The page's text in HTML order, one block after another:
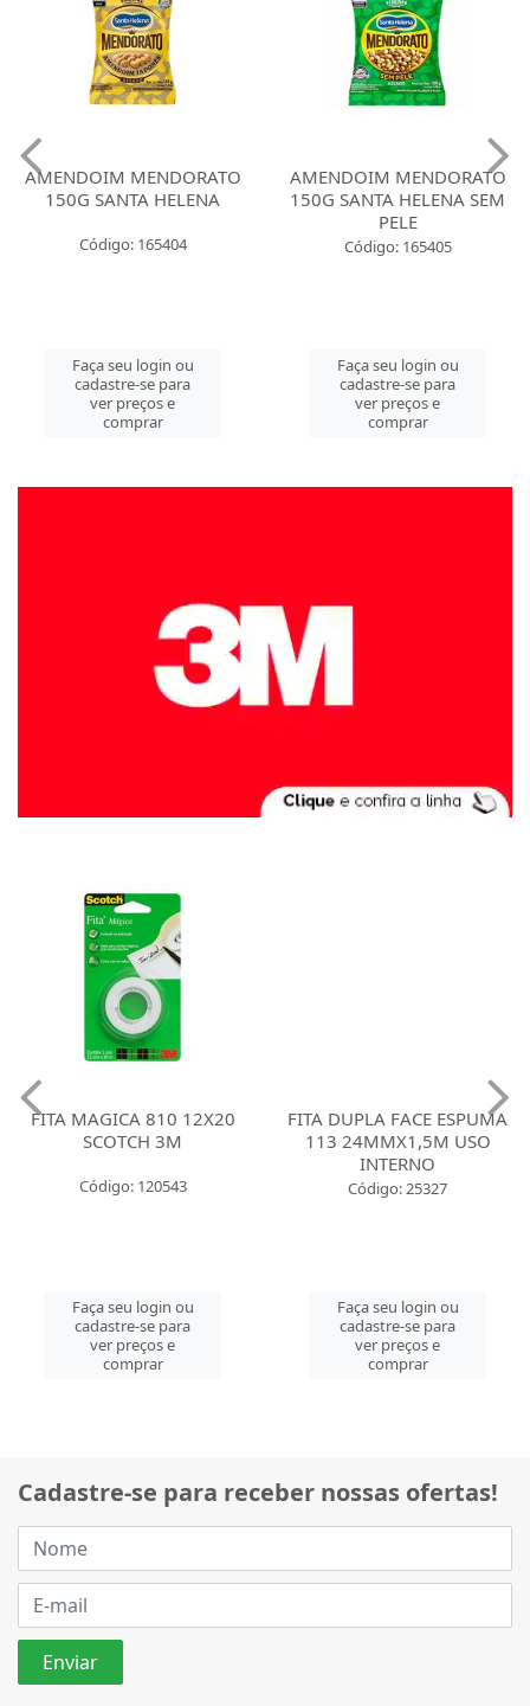
AMENDOIM MENDORATO
150G SANTA HELENA
Código: 165404
Faça seu login ou
cadastre-se para
ver preços e
comprar
AMENDOIM MENDORATO
150G SANTA HELENA SEM
PELE
Código: 165405
Faça seu login ou
cadastre-se para
ver preços e
comprar
FITA MAGICA 810 12X20
SCOTCH 3M
Código: 120543
Faça seu login ou
cadastre-se para
ver preços e
comprar
FITA DUPLA FACE ESPUMA
113 24MMX1,5M USO
INTERNO
Código: 25327
Faça seu login ou
cadastre-se para
ver preços e
comprar
Cadastre-se para receber nossas ofertas!